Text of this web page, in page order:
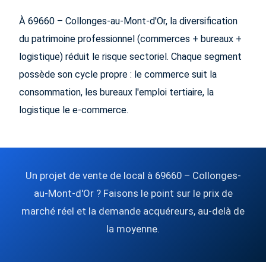
À 69660 – Collonges-au-Mont-d'Or, la diversification
du patrimoine professionnel (commerces + bureaux +
logistique) réduit le risque sectoriel. Chaque segment
possède son cycle propre : le commerce suit la
consommation, les bureaux l'emploi tertiaire, la
logistique le e-commerce.
Un projet de vente de local à 69660 – Collonges-
au-Mont-d'Or ? Faisons le point sur le prix de
marché réel et la demande acquéreurs, au-delà de
la moyenne.